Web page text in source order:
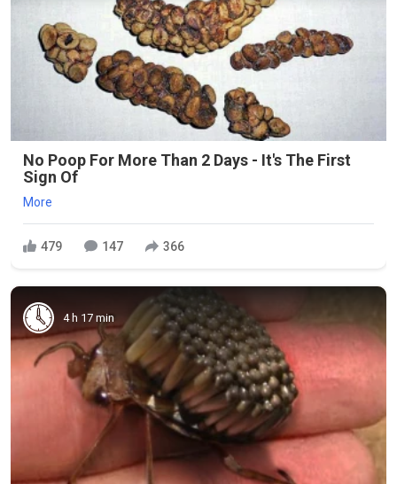
No Poop For More Than 2 Days - It's The First
Sign Of
More
479 147 366
4 h 17 min